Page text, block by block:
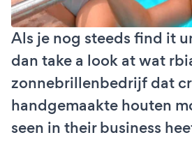
Als je nog steeds find it
dan take a look at wat
zonnebrillenbedrijf dat
handgemaakte houten
seen in their business